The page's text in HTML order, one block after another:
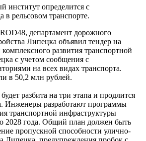
институт определится с
в рельсовом транспорте.
департамент дорожного
Липецка объявил тендер на
комплексного развития транспортной
с учетом сообщения с
на всех видах транспорта.
в 50,2 млн рублей.
разбита на три этапа и продлится
Инженеры разработают программы
транспортной инфраструктуры
2028 года. Общий план должен быть
пропускной способности улично-